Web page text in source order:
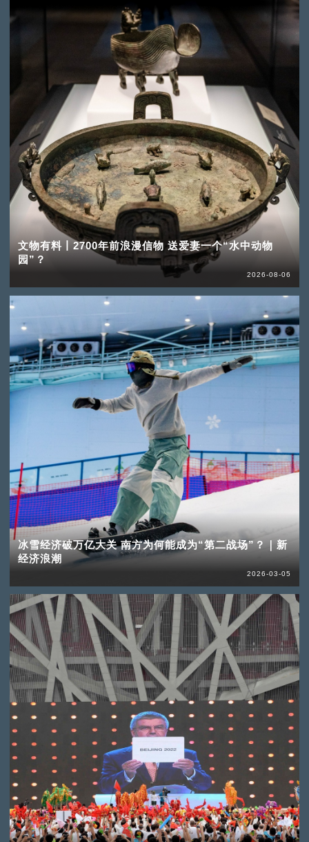
文物有料丨2700年前浪漫信物 送爱妻一个“水中动物
园”？
2026-08-06
冰雪经济破万亿大关 南方为何能成为“第二战场”？｜新
经济浪潮
2026-03-05